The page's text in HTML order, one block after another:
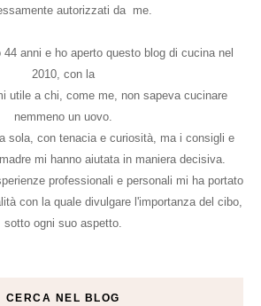
autorizzati da me.
anni e ho aperto questo blog di cucina nel
2010, con la
utile a chi, come me, non sapeva cucinare
nemmeno un uovo.
sola, con tenacia e curiosità, ma i consigli e
mi hanno aiutata in maniera decisiva.
professionali e personali mi ha portato
con la quale divulgare l'importanza del cibo,
sotto ogni suo aspetto.
CERCA NEL BLOG